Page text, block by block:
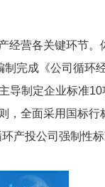
经营各关键环节。
完成《公司循环
导制定企业标准
，全面采用国标行
产投公司强制性